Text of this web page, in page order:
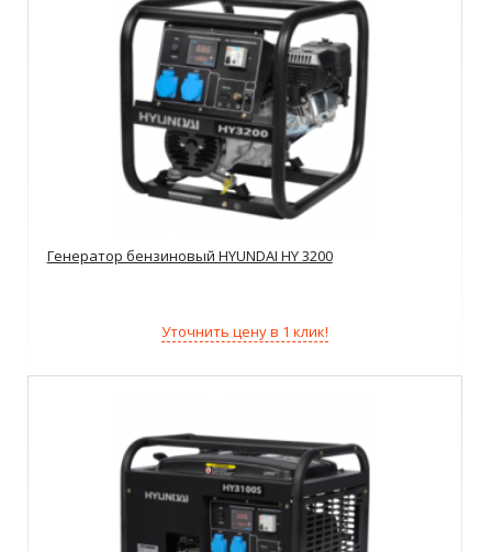
Генератор бензиновый HYUNDAI HY 3200
Уточнить цену в 1 клик!